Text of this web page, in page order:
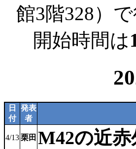
館3階328）
開始時間は
日
付
発表
者
4/13栗田 M42の近